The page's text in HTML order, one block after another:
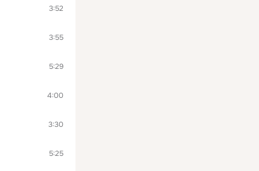
3:52
3:55
5:29
4:00
3:30
5:25